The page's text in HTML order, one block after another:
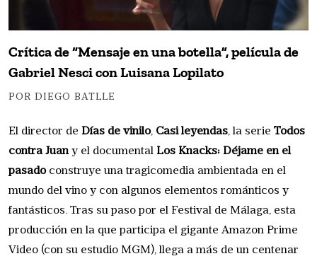
Crítica de “Mensaje en una botella”, película de
Gabriel Nesci con Luisana Lopilato
POR DIEGO BATLLE
El director de Días de vinilo, Casi leyendas, la serie Todos
contra Juany el documental Los Knacks: Déjame en el
pasadoconstruye una tragicomedia ambientada en el
mundo del vino y con algunos elementos románticos y
fantásticos. Tras su paso por el Festival de Málaga, esta
producción en la que participa el gigante Amazon Prime
Video (con su estudio MGM), llega a más de un centenar